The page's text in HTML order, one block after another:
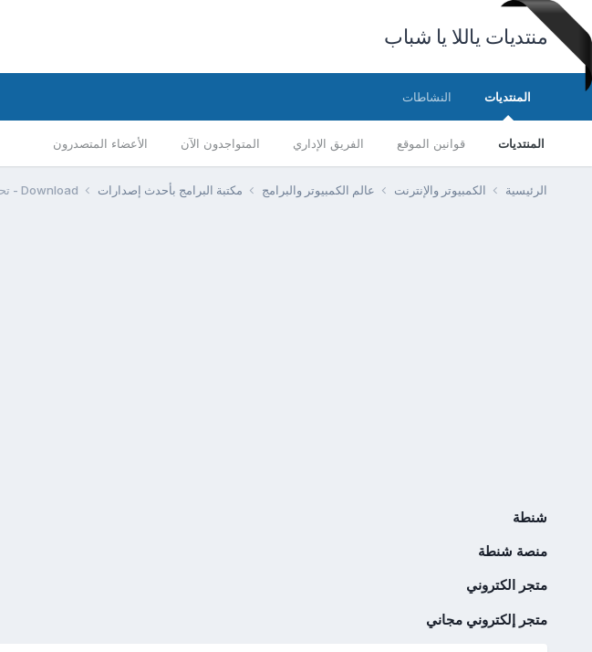
منتديات ياللا يا شباب
المنتديات
المنتديات قوانين الموقع الفريق الإداري المتواجدون الآن الأعضاء المتصدرون
النشاطات
الرئيسية الكمبيوتر والإنترنت عالم الكمبيوتر والبرامج مكتبة البرامج بأحدث إصدارات Download - تحميل برنامج Help & Manual 5.1.1 Build 749 (Trial)
شنطة
منصة شنطة
متجر الكتروني
متجر إلكتروني مجاني